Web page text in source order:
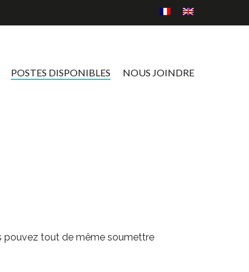
POSTES DISPONIBLES NOUS JOINDRE
pouvez tout de même soumettre